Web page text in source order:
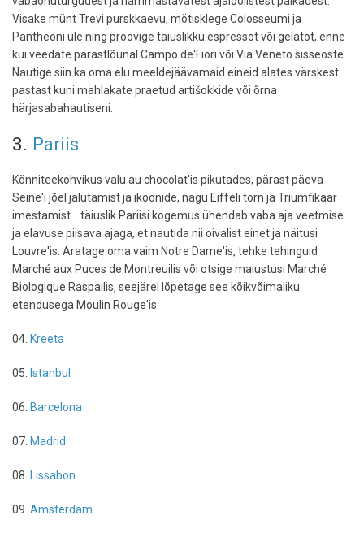
Visake münt Trevi purskkaevu, mõtisklege Colosseumi ja
Pantheoni üle ning proovige täiuslikku espressot või gelatot, enne
kui veedate pärastlõunal Campo de'Fiori või Via Veneto sisseoste.
Nautige siin ka oma elu meeldejäävamaid eineid alates värskest
pastast kuni mahlakate praetud artišokkide või õrna
härjasabahautiseni.
3. Pariis
Kõnniteekohvikus valu au chocolat'is pikutades, pärast päeva
Seine'i jõel jalutamist ja ikoonide, nagu Eiffeli torn ja Triumfikaar
imestamist… täiuslik Pariisi kogemus ühendab vaba aja veetmise
ja elavuse piisava ajaga, et nautida nii oivalist einet ja näitusi
Louvre'is. Äratage oma vaim Notre Dame'is, tehke tehinguid
Marché aux Puces de Montreuilis või otsige maiustusi Marché
Biologique Raspailis, seejärel lõpetage see kõikvõimaliku
etendusega Moulin Rouge'is.
04. Kreeta
05. Istanbul
06. Barcelona
07. Madrid
08. Lissabon
09. Amsterdam